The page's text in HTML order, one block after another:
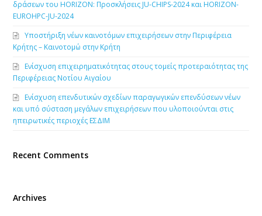
δράσεων του HORIZON: Προσκλήσεις JU-CHIPS-2024 και HORIZON-
EUROHPC-JU-2024
Υποστήριξη νέων καινοτόμων επιχειρήσεων στην Περιφέρεια
Κρήτης – Καινοτομώ στην Κρήτη
Ενίσχυση επιχειρηματικότητας στους τομείς προτεραιότητας της
Περιφέρειας Νοτίου Αιγαίου
Ενίσχυση επενδυτικών σχεδίων παραγωγικών επενδύσεων νέων
και υπό σύσταση μεγάλων επιχειρήσεων που υλοποιούνται στις
ηπειρωτικές περιοχές ΕΣΔΙΜ
Recent Comments
Archives